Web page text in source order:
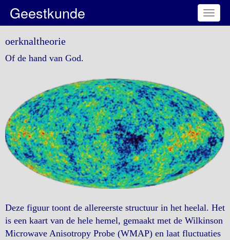
Toggle
Geestkunde
oerknaltheorie
Of de hand van God.
Deze figuur toont de allereerste structuur in het heelal. Het
is een kaart van de hele hemel, gemaakt met de Wilkinson
Microwave Anisotropy Probe (WMAP) en laat fluctuaties